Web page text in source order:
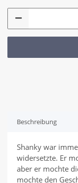
Beschreibung
Shanky war
widersetzte. Er
aber er mochte
mochte den